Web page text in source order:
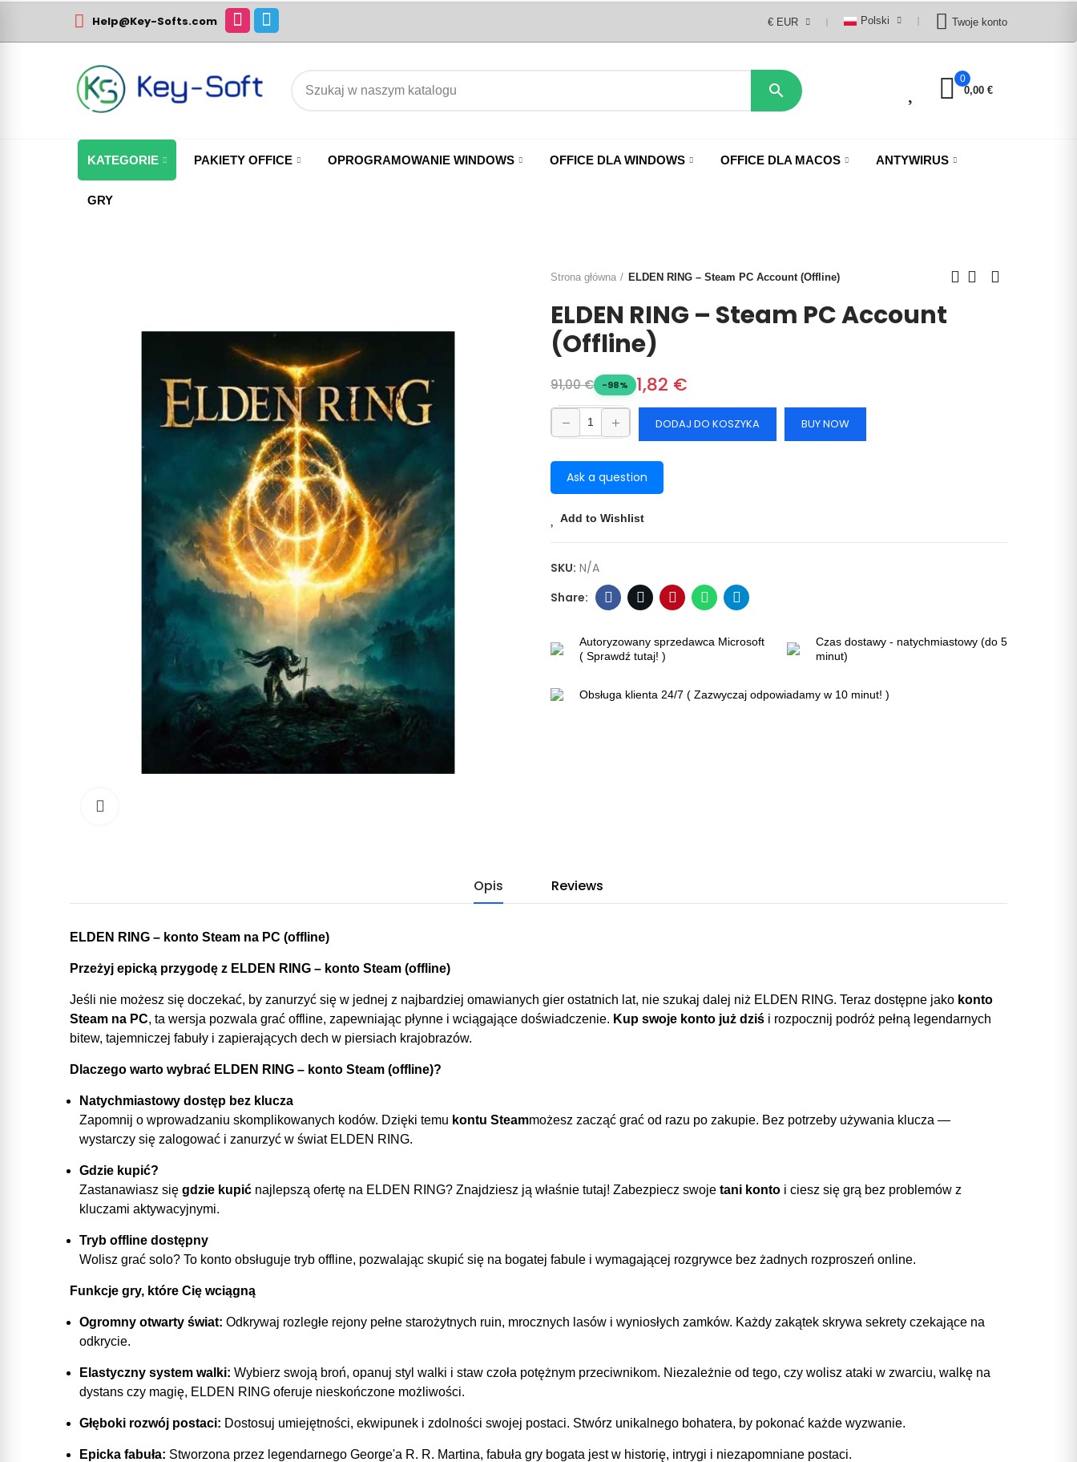
Help@Key-Softs.com € EUR Polski Twoje konto

0
0,00 €
KATEGORIE PAKIETY OFFICE OPROGRAMOWANIE WINDOWS OFFICE DLA WINDOWS OFFICE DLA MACOS ANTYWIRUS
GRY
Strona główna ELDEN RING – Steam PC Account (Offline)
ELDEN RING – Steam PC Account
(Offline)
91,00 € -98% 1,82 €
DODAJ DO KOSZYKA BUY NOW
Ask a question
Add to Wishlist
SKU: N/A
Autoryzowany sprzedawca Microsoft
( Sprawdź tutaj! )
Czas dostawy - natychmiastowy (do 5
minut)
Obsługa klienta 24/7 ( Zazwyczaj odpowiadamy w 10 minut! )
Opis Reviews
ELDEN RING – konto Steam na PC (offline)
Przeżyj epicką przygodę z ELDEN RING – konto Steam (offline)
Jeśli nie możesz się doczekać, by zanurzyć się w jednej z najbardziej omawianych gier ostatnich lat, nie szukaj dalej niż ELDEN RING. Teraz dostępne jako konto
Steam na PC, ta wersja pozwala grać offline, zapewniając płynne i wciągające doświadczenie. Kup swoje konto już dziś i rozpocznij podróż pełną legendarnych
bitew, tajemniczej fabuły i zapierających dech w piersiach krajobrazów.
Dlaczego warto wybrać ELDEN RING – konto Steam (offline)?
Natychmiastowy dostęp bez klucza
Zapomnij o wprowadzaniu skomplikowanych kodów. Dzięki temu kontu Steammożesz zacząć grać od razu po zakupie. Bez potrzeby używania klucza —
wystarczy się zalogować i zanurzyć w świat ELDEN RING.
Gdzie kupić?
Zastanawiasz się gdzie kupić najlepszą ofertę na ELDEN RING? Znajdziesz ją właśnie tutaj! Zabezpiecz swoje tani konto i ciesz się grą bez problemów z
kluczami aktywacyjnymi.
Tryb offline dostępny
Wolisz grać solo? To konto obsługuje tryb offline, pozwalając skupić się na bogatej fabule i wymagającej rozgrywce bez żadnych rozproszeń online.
Funkcje gry, które Cię wciągną
Ogromny otwarty świat: Odkrywaj rozległe rejony pełne starożytnych ruin, mrocznych lasów i wyniosłych zamków. Każdy zakątek skrywa sekrety czekające na
odkrycie.
Elastyczny system walki: Wybierz swoją broń, opanuj styl walki i staw czoła potężnym przeciwnikom. Niezależnie od tego, czy wolisz ataki w zwarciu, walkę na
dystans czy magię, ELDEN RING oferuje nieskończone możliwości.
Głęboki rozwój postaci: Dostosuj umiejętności, ekwipunek i zdolności swojej postaci. Stwórz unikalnego bohatera, by pokonać każde wyzwanie.
Epicka fabuła: Stworzona przez legendarnego George'a R. R. Martina, fabuła gry bogata jest w historię, intrygi i niezapomniane postaci.